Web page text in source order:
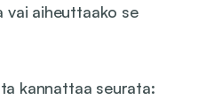
aiheuttaako se
kannattaa seurata: